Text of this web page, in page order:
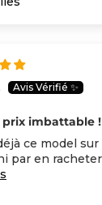
imbattable !
ce model
par en